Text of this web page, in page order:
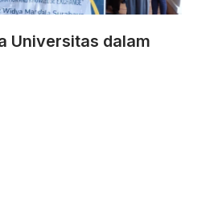
Universitas dalam